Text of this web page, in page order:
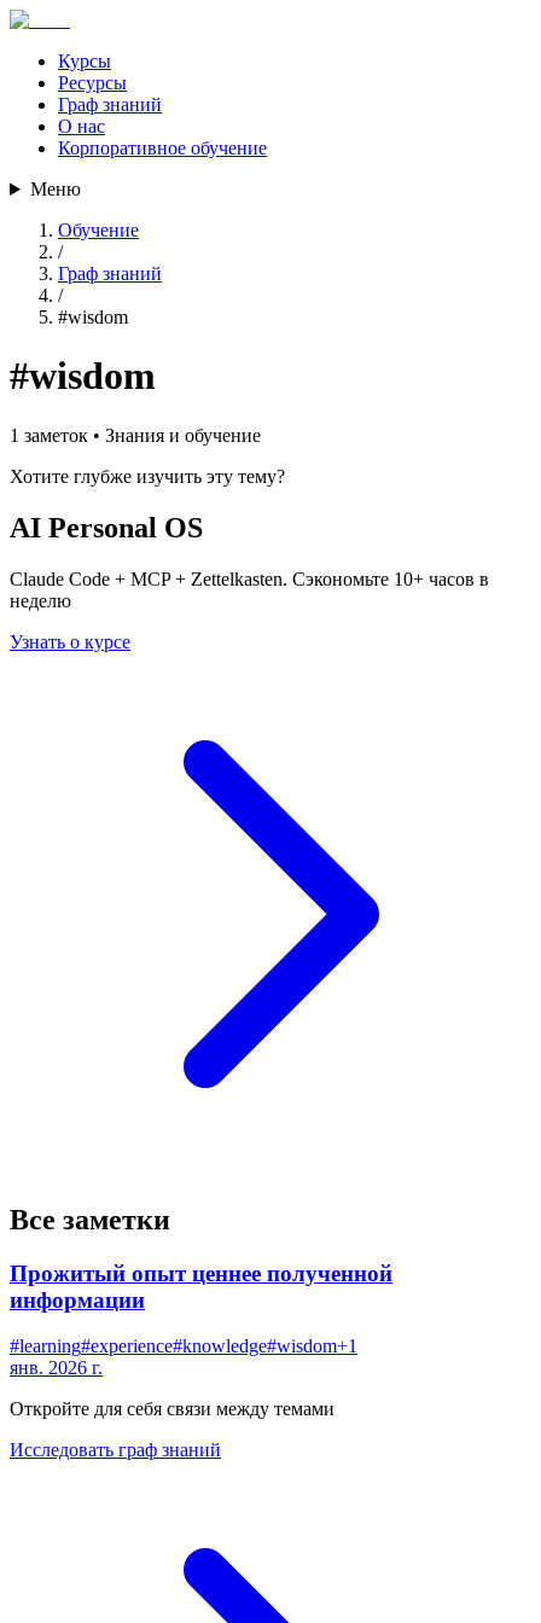
Курсы
Ресурсы
Граф знаний
О нас
Корпоративное обучение
Меню
Обучение
/
Граф знаний
/
#wisdom
#wisdom
1 заметок • Знания и обучение
Хотите глубже изучить эту тему?
AI Personal OS
Claude Code + MCP + Zettelkasten. Сэкономьте 10+ часов в
неделю
Узнать о курсе
Все заметки
Прожитый опыт ценнее полученной
информации
#learning#experience#knowledge#wisdom+1
янв. 2026 г.
Откройте для себя связи между темами
Исследовать граф знаний